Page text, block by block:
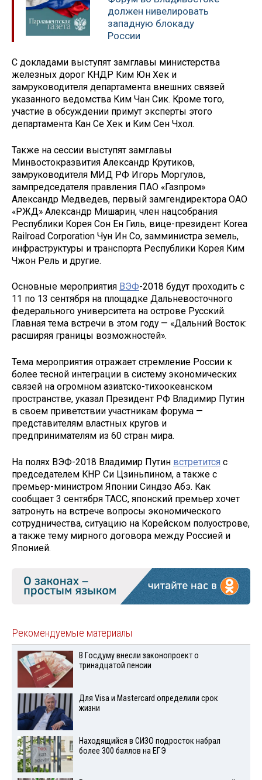
должен нивелировать
западную блокаду
России
С докладами выступят замглавы министерства
железных дорог КНДР Ким Юн Хек и
замруководителя департамента внешних связей
указанного ведомства Ким Чан Сик. Кроме того,
участие в обсуждении примут эксперты этого
департамента Кан Се Хек и Ким Сен Чхол.
Также на сессии выступят замглавы
Минвостокразвития Александр Крутиков,
замруководителя МИД РФ Игорь Моргулов,
зампредседателя правления ПАО «Газпром»
Александр Медведев, первый замгендиректора ОАО
«РЖД» Александр Мишарин, член нацсобрания
Республики Корея Сон Ен Гиль, вице-президент Korea
Railroad Corporation Чун Ин Со, замминистра земель,
инфраструктуры и транспорта Республики Корея Ким
Чжон Рель и другие.
Основные мероприятия ВЭФ-2018 будут проходить с
11 по 13 сентября на площадке Дальневосточного
федерального университета на острове Русский.
Главная тема встречи в этом году — «Дальний Восток:
расширяя границы возможностей».
Тема мероприятия отражает стремление России к
более тесной интеграции в систему экономических
связей на огромном азиатско-тихоокеанском
пространстве, указал Президент РФ Владимир Путин
в своем приветствии участникам форума —
представителям властных кругов и
предпринимателям из 60 стран мира.
На полях ВЭФ-2018 Владимир Путин встретится с
председателем КНР Си Цзиньпином, а также с
премьер-министром Японии Синдзо Абэ. Как
сообщает 3 сентября ТАСС, японский премьер хочет
затронуть на встрече вопросы экономического
сотрудничества, ситуацию на Корейском полуострове,
а также тему мирного договора между Россией и
Японией.
Рекомендуемые материалы
В Госдуму внесли законопроект о
тринадцатой пенсии
Для Visа и Mastercard определили срок
жизни
Находящийся в СИЗО подросток набрал
более 300 баллов на ЕГЭ